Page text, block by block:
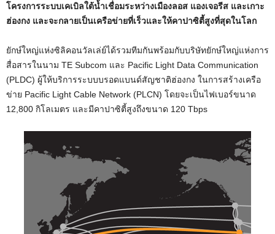
โครงการระบบเคเบิลใต้น้ำเชื่อมระหว่างเมืองลอส แองเจอรีส และเกาะ
ฮ่องกง และจะกลายเป็นเครือข่ายที่เร็วและให้คาปาซิตี้สูงที่สุดในโลก
ยักษ์ใหญ่แห่งซิลิคอนวัลเล่ย์ได้รวมทีมกันพร้อมกับบริษัทยักษ์ใหญ่แห่งการ
สื่อสารในนาม TE Subcom และ Pacific Light Data Communication
(PLDC) ผู้ให้บริการระบบบรอดแบนด์สัญชาติฮ่องกง ในการสร้างเครือ
ข่าย Pacific Light Cable Network (PLCN) โดยจะเป็นไฟเบอร์ขนาด
12,800 กิโลเมตร และมีคาปาซิตี้สูงถึงขนาด 120 Tbps